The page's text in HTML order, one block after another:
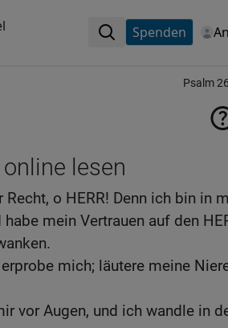
Spenden
Psalm
lesen
o HERR! Denn ich bin in
mein Vertrauen auf den
mich; läutere meine
vor Augen, und ich wandle in